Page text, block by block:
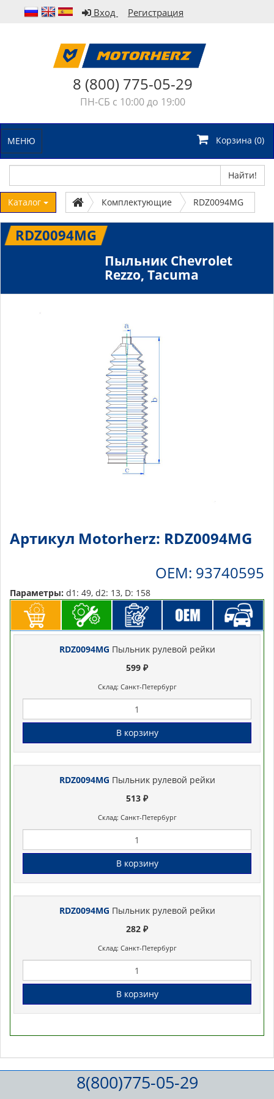
Вход Регистрация
8 (800) 775-05-29
ПН-СБ с 10:00 до 19:00
МЕНЮ Корзина (0)
Найти!
Каталог Комплектующие RDZ0094MG
RDZ0094MG
Пыльник Chevrolet
Rezzo, Tacuma
Артикул Motorherz: RDZ0094MG
OEM: 93740595
Параметры: d1: 49, d2: 13, D: 158
RDZ0094MG Пыльник рулевой рейки
599 ₽
Склад: Санкт-Петербург
В корзину
RDZ0094MG Пыльник рулевой рейки
513 ₽
Склад: Санкт-Петербург
В корзину
RDZ0094MG Пыльник рулевой рейки
282 ₽
Склад: Санкт-Петербург
В корзину
8(800)775-05-29